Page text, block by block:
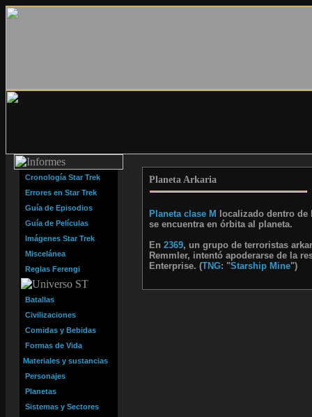
Cronología Star Trek
Errores en Star Trek
Guía de Episodios
Guía de Películas
Imágenes Star Trek
Miscelánea
Reglas Ferengi
Batallas
Civilizaciones
Comidas y Bebidas
Formas de Vida
Materiales y sustancias
Personajes
Planetas
Sistemas y Sectores
Planeta Arkaria
Planeta clase M
localizado dentro
se encuentra en órbita al planeta.
En2369, un grupo de terroristas
Remmler, intentó apoderarse de la
Enterprise. (TNG: "Starship Mine")